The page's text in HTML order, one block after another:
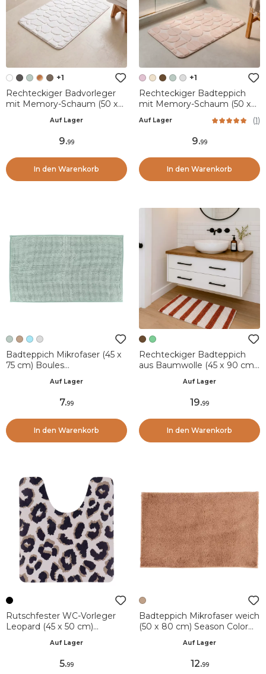
+1
Rechteckiger Badvorleger
mit Memory-Schaum (50 x
Auf Lager
9.99
In den Warenkorb
+1
Rechteckiger Badteppich
mit Memory-Schaum (50 x
Auf Lager (1)
9.99
In den Warenkorb
Badteppich Mikrofaser (45 x
75 cm) Boules
Auf Lager
7.99
In den Warenkorb
Rechteckiger Badteppich
aus Baumwolle (45 x 90 cm)
Auf Lager
19.99
In den Warenkorb
Rutschfester WC-Vorleger
Leopard (45 x 50 cm)
Auf Lager
5.99
Badteppich Mikrofaser weich
(50 x 80 cm) Season Color
Auf Lager
12.99